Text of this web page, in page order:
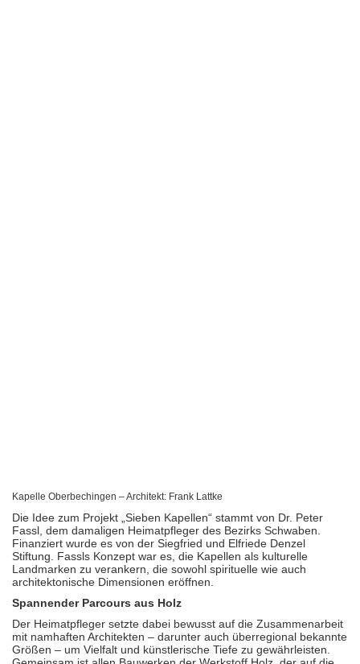
Kapelle Oberbechingen – Architekt: Frank Lattke
Die Idee zum Projekt „Sieben Kapellen“ stammt von Dr. Peter
Fassl, dem damaligen Heimatpfleger des Bezirks Schwaben.
Finanziert wurde es von der Siegfried und Elfriede Denzel
Stiftung. Fassls Konzept war es, die Kapellen als kulturelle
Landmarken zu verankern, die sowohl spirituelle wie auch
architektonische Dimensionen eröffnen.
Spannender Parcours aus Holz
Der Heimatpfleger setzte dabei bewusst auf die Zusammenarbeit
mit namhaften Architekten – darunter auch überregional bekannte
Größen – um Vielfalt und künstlerische Tiefe zu gewährleisten.